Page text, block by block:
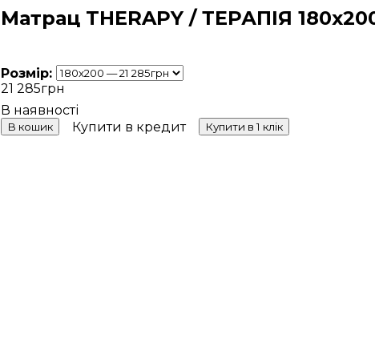
Матрац THERAPY / ТЕРАПІЯ
Розмір:
21 285грн
В кошик Купити в кредит Купити в 1 клік